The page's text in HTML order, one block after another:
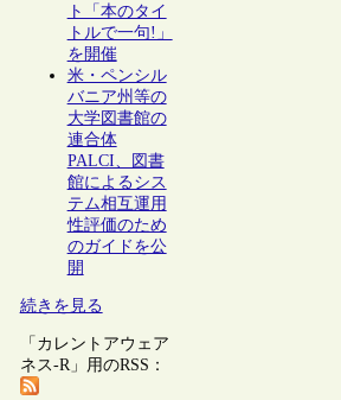
ト「本のタイ
トルで一句!」
を開催
米・ペンシル
バニア州等の
大学図書館の
連合体
PALCI、図書
館によるシス
テム相互運用
性評価のため
のガイドを公
開
続きを見る
「カレントアウェア
ネス-R」用のRSS：